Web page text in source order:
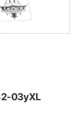
03yXL